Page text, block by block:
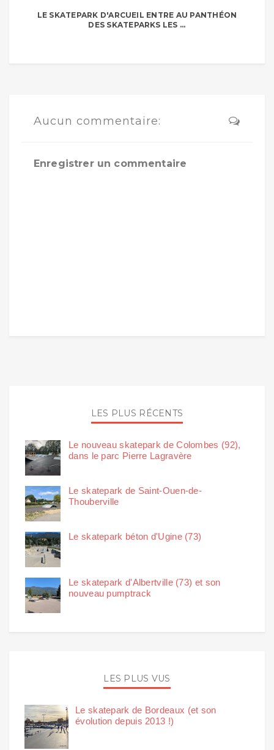
LE SKATEPARK D'ARCUEIL ENTRE AU PANTHÉON
DES SKATEPARKS LES ...
Aucun commentaire:
Enregistrer un commentaire
LES PLUS RÉCENTS
Le nouveau skatepark de Colombes (92),
dans le parc Pierre Lagravère
Le skatepark de Saint-Ouen-de-
Thouberville
Le skatepark béton d'Ugine (73)
Le skatepark d'Albertville (73) et son
nouveau pumptrack
LES PLUS VUS
Le skatepark de Bordeaux (et son
évolution depuis 2013 !)